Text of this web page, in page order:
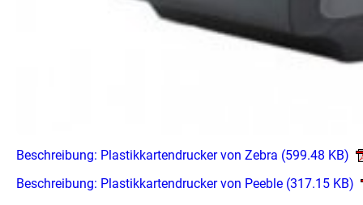
Beschreibung: Plastikkartendrucker von Zebra (599.48 KB)
Beschreibung: Plastikkartendrucker von Peeble (317.15 KB)